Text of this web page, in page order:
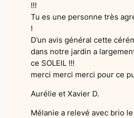
!!!
Tu es une personne très
!
D’un avis général cette
dans notre jardin a
ce SOLEIL !!!
merci merci merci pour ce
Aurélie et Xavier D.
Mélanie a relevé avec brio